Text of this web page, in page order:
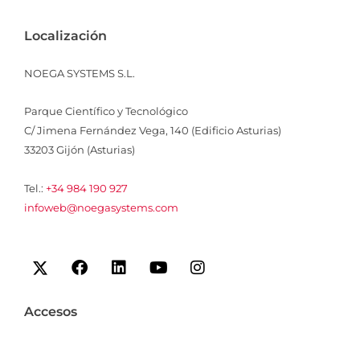
Localización
NOEGA SYSTEMS S.L.
Parque Científico y Tecnológico
C/ Jimena Fernández Vega, 140 (Edificio Asturias)
33203 Gijón (Asturias)
Tel.: +34 984 190 927
infoweb@noegasystems.com
I
c
n
F
a
L
i
Y
o
I
n
Accesos